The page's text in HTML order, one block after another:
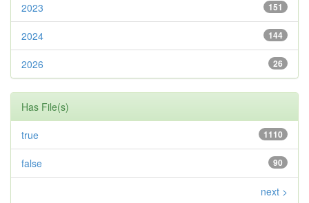
151
2023
144
2024
26
2026
Has File(s)
1110
true
90
false
next >